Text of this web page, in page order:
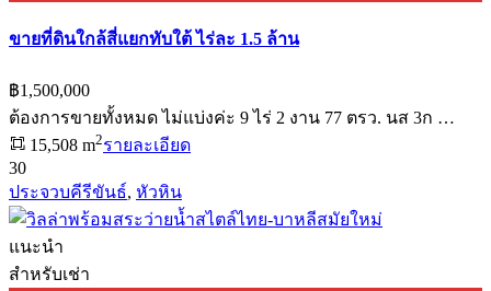
ขายที่ดินใกล้สี่แยกทับใต้ ไร่ละ 1.5 ล้าน
฿1,500,000
ต้องการขายทั้งหมด ไม่แบ่งค่ะ 9 ไร่ 2 งาน 77 ตรว. นส 3ก …
15,508 m2รายละเอียด
30
ประจวบคีรีขันธ์, หัวหิน
แนะนำ
สำหรับเช่า